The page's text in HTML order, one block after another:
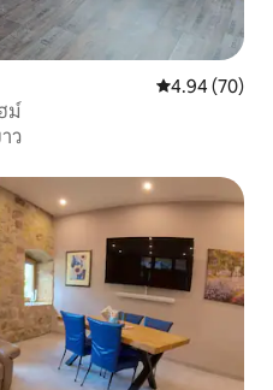
คะแนนเฉลี่ย
4.94 (70)
ม์
ว